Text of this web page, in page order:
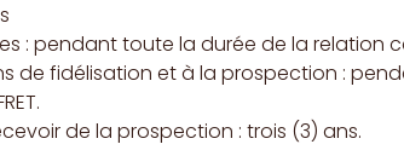
: pendant toute la durée de la relation
de fidélisation et à la prospection :
de la prospection : trois (3) ans.